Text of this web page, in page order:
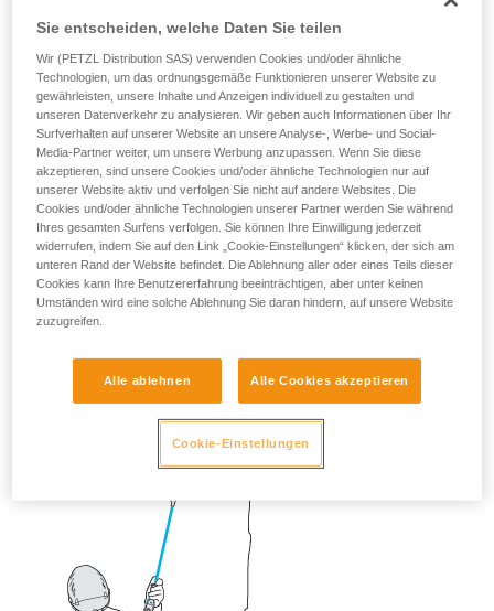
Sie entscheiden, welche Daten Sie teilen
Wir (PETZL Distribution SAS) verwenden Cookies und/oder ähnliche
Technologien, um das ordnungsgemäße Funktionieren unserer Website zu
gewährleisten, unsere Inhalte und Anzeigen individuell zu gestalten und
unseren Datenverkehr zu analysieren. Wir geben auch Informationen über Ihr
Surfverhalten auf unserer Website an unsere Analyse-, Werbe- und Social-
Media-Partner weiter, um unsere Werbung anzupassen. Wenn Sie diese
akzeptieren, sind unsere Cookies und/oder ähnliche Technologien nur auf
unserer Website aktiv und verfolgen Sie nicht auf andere Websites. Die
Cookies und/oder ähnliche Technologien unserer Partner werden Sie während
Ihres gesamten Surfens verfolgen. Sie können Ihre Einwilligung jederzeit
widerrufen, indem Sie auf den Link „Cookie-Einstellungen“ klicken, der sich am
unteren Rand der Website befindet. Die Ablehnung aller oder eines Teils dieser
Cookies kann Ihre Benutzererfahrung beeinträchtigen, aber unter keinen
Umständen wird eine solche Ablehnung Sie daran hindern, auf unsere Website
zuzugreifen.
Alle ablehnen Alle Cookies akzeptieren
Cookie-Einstellungen